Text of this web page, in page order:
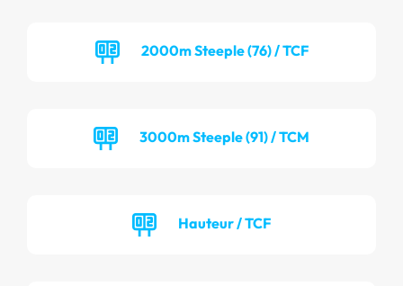
2000m Steeple (76) / TCF
3000m Steeple (91) / TCM
Hauteur / TCF